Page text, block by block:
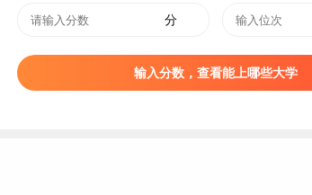
武汉电力职业技术学院 湖北
湖北水利水电职业技术学院 湖北
湖北城市建设职业技术学院 湖北
分
输入分数，查看能上哪些大学